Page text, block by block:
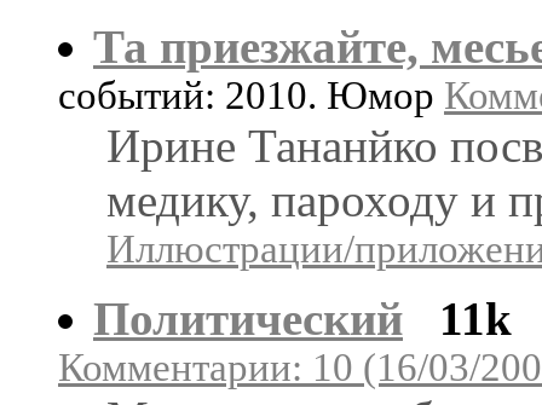
Та приезжайте,
событий: 2010. Юмор
Ирине Тананйко
медику, пароходу и
Иллюстрации/
Политический 11k
Комментарии: 10 (16/03/